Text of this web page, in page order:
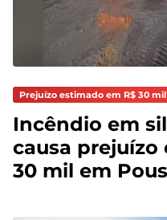
Prejuízo estimado em R$ 30
Incêndio em
causa prejuízo
30 mil em